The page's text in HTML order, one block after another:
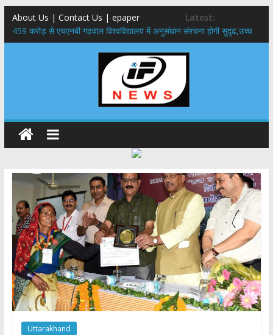
About Us | Contact Us | epaper
Latest:
459 करोड़ से एचएनबी गढ़वाल विश्वविद्यालय में अनुसंधान संरचना होगी सुदृढ,उच्च
शिक्षा मंत्री धन सिंह रावत ने नवनियुक्त केन्द्रीय शिक्षा मंत्री से की मुलाकात
राष्ट्रीय हथकरघा दिवस पर मुख्यमंत्री धामी ने उत्कृष्ट बुनकरों और हस्तशिल्प
​धामी कैबिनेट का बड़ा फैसला: पशुपालकों को 60% तक सब्सिडी, गंगा एक्सप्रेसवे का
​हरिद्वार से वीरभद्र (ऋषिकेश) तक निकली BJYM की भव्य कांवड़ यात्रा; तेजस्वी
सूर्या ने की देश व प्रदेशवासियों के कल्याण की कामना
24×7 अलर्ट मोड में रहें अधिकारी-मुख्य सचिव मानसून-एसईओसी से मुख्य सचिव ने
की विस्तृत समीक्षा कहा-बंद सड़कों को शीघ्र खोला जाए, लोगों को न हो दिक्कत
Uttarakhand